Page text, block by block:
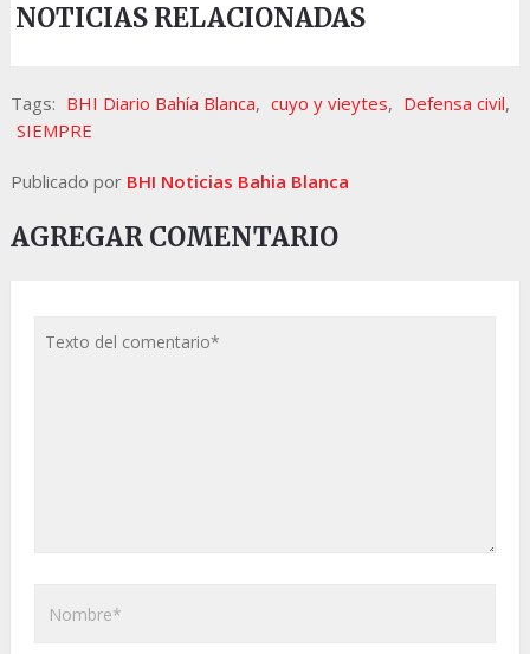
NOTICIAS RELACIONADAS
Tags: BHI Diario Bahía Blanca, cuyo y vieytes, Defensa civil,
SIEMPRE
Publicado por BHI Noticias Bahia Blanca
AGREGAR COMENTARIO